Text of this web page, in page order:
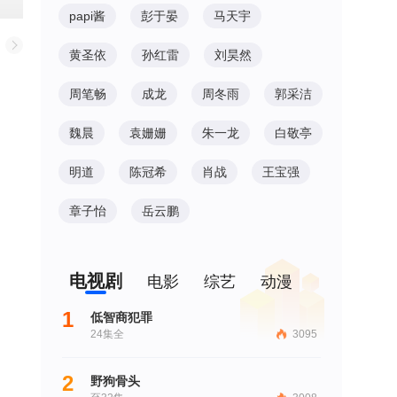
papi酱 彭于晏 马天宇
黄圣依 孙红雷 刘昊然
周笔畅 成龙 周冬雨 郭采洁
魏晨 袁姗姗 朱一龙 白敬亭
明道 陈冠希 肖战 王宝强
章子怡 岳云鹏
电视剧 电影 综艺 动漫
1 低智商犯罪
24集全 3095
2 野狗骨头